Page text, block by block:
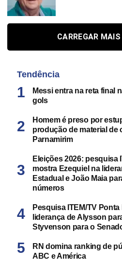
CARREGAR
Tendência
Messi entra na reta final
gols
Homem é preso por
produção de material de
Parnamirim
Eleições 2026: pesquisa
mostra Ezequiel na
Estadual e João Maia
números
Pesquisa ITEM/TV
liderança de Alysson
Styvenson para o
RN domina ranking de
ABC e América